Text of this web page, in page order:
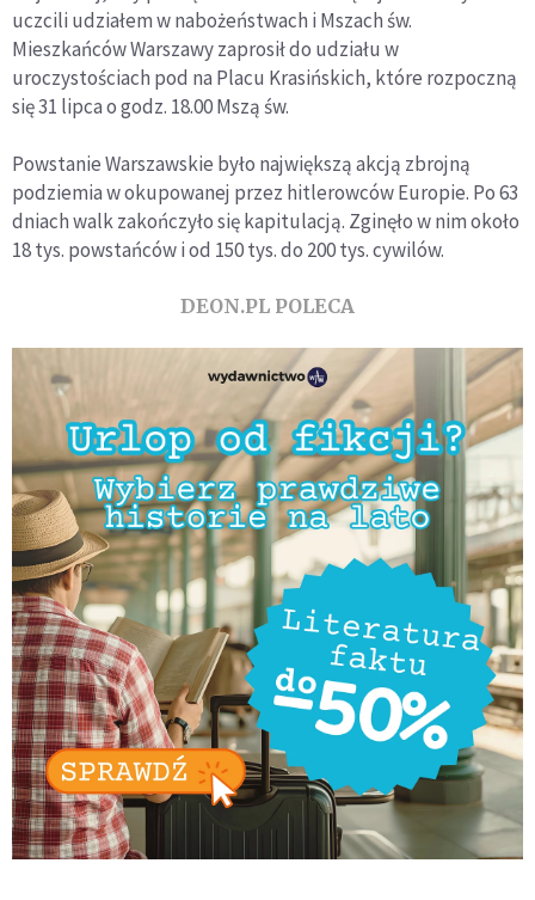
uczcili udziałem w nabożeństwach i Mszach św.
Mieszkańców Warszawy zaprosił do udziału w
uroczystościach pod na Placu Krasińskich, które rozpoczną
się 31 lipca o godz. 18.00 Mszą św.
Powstanie Warszawskie było największą akcją zbrojną
podziemia w okupowanej przez hitlerowców Europie. Po 63
dniach walk zakończyło się kapitulacją. Zginęło w nim około
18 tys. powstańców i od 150 tys. do 200 tys. cywilów.
DEON.PL POLECA